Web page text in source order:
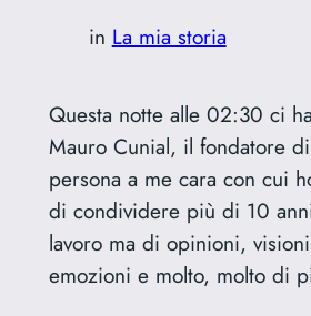
in La mia storia
Questa notte alle 02:30 ci
Mauro Cunial, il fondatore
persona a me cara con cui
di condividere più di 10
lavoro ma di opinioni,
emozioni e molto, molto di